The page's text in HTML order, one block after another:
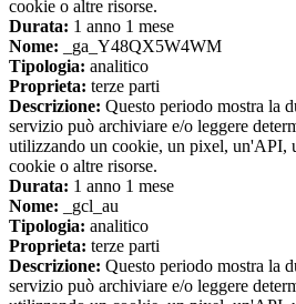
cookie o altre risorse.
Durata: 1 anno 1 mese
Nome: _ga_Y48QX5W4WM
Tipologia: analitico
Proprieta: terze parti
Descrizione: Questo periodo mostra la
servizio può archiviare e/o leggere
utilizzando un cookie, un pixel, un'API,
cookie o altre risorse.
Durata: 1 anno 1 mese
Nome: _gcl_au
Tipologia: analitico
Proprieta: terze parti
Descrizione: Questo periodo mostra la
servizio può archiviare e/o leggere